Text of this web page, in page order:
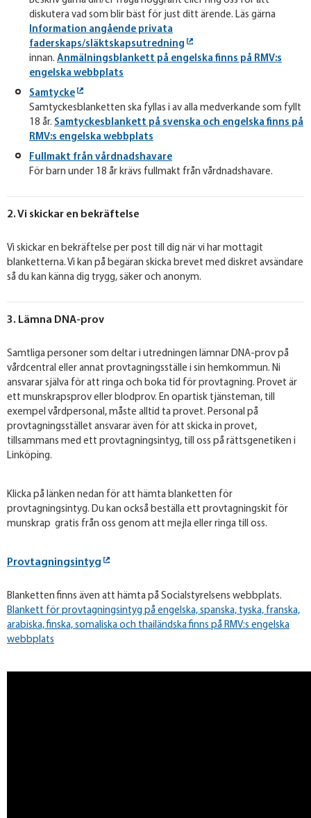
diskutera vad som blir bäst för just ditt ärende. Läs gärna
Information angående privata
faderskaps/släktskapsutredning
innan. Anmälningsblankett på engelska finns på RMV:s
engelska webbplats
Samtycke
Samtyckesblanketten ska fyllas i av alla medverkande som fyllt
18 år. Samtyckesblankett på svenska och engelska finns på
RMV:s engelska webbplats
Fullmakt från vårdnadshavare
För barn under 18 år krävs fullmakt från vårdnadshavare.
2. Vi skickar en bekräftelse
Vi skickar en bekräftelse per post till dig när vi har mottagit
blanketterna. Vi kan på begäran skicka brevet med diskret avsändare
så du kan känna dig trygg, säker och anonym.
3. Lämna DNA-prov
Samtliga personer som deltar i utredningen lämnar DNA-prov på
vårdcentral eller annat provtagningsställe i sin hemkommun. Ni
ansvarar själva för att ringa och boka tid för provtagning. Provet är
ett munskrapsprov eller blodprov. En opartisk tjänsteman, till
exempel vårdpersonal, måste alltid ta provet. Personal på
provtagningsstället ansvarar även för att skicka in provet,
tillsammans med ett provtagningsintyg, till oss på rättsgenetiken i
Linköping.
Klicka på länken nedan för att hämta blanketten för
provtagningsintyg. Du kan också beställa ett provtagningskit för
munskrap gratis från oss genom att mejla eller ringa till oss.
Provtagningsintyg
Blanketten finns även att hämta på Socialstyrelsens webbplats.
Blankett för provtagningsintyg på engelska, spanska, tyska, franska,
arabiska, finska, somaliska och thailändska finns på RMV:s engelska
webbplats